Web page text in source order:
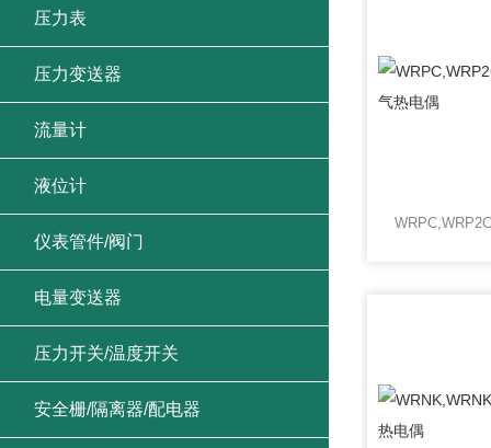
压力表
压力变送器
流量计
液位计
仪表管件/阀门
电量变送器
压力开关/温度开关
安全栅/隔离器/配电器